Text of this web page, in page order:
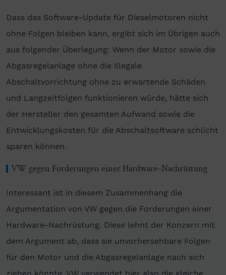
Dass das Software-Update für Dieselmotoren nicht
ohne Folgen bleiben kann, ergibt sich im Übrigen auch
aus folgender Überlegung: Wenn der Motor sowie die
Abgasregelanlage ohne die illegale
Abschaltvorrichtung ohne zu erwartende Schäden
und Langzeitfolgen funktionieren würde, hätte sich
der Hersteller den gesamten Aufwand sowie die
Entwicklungskosten für die Abschaltsoftware schlicht
sparen können.
VW gegen Forderungen einer Hardware-Nachrüstung
Interessant ist in diesem Zusammenhang die
Argumentation von VW gegen die Forderungen einer
Hardware-Nachrüstung. Diese lehnt der Konzern mit
dem Argument ab, dass sie unvorhersehbare Folgen
für den Motor und die Abgasregelanlage nach sich